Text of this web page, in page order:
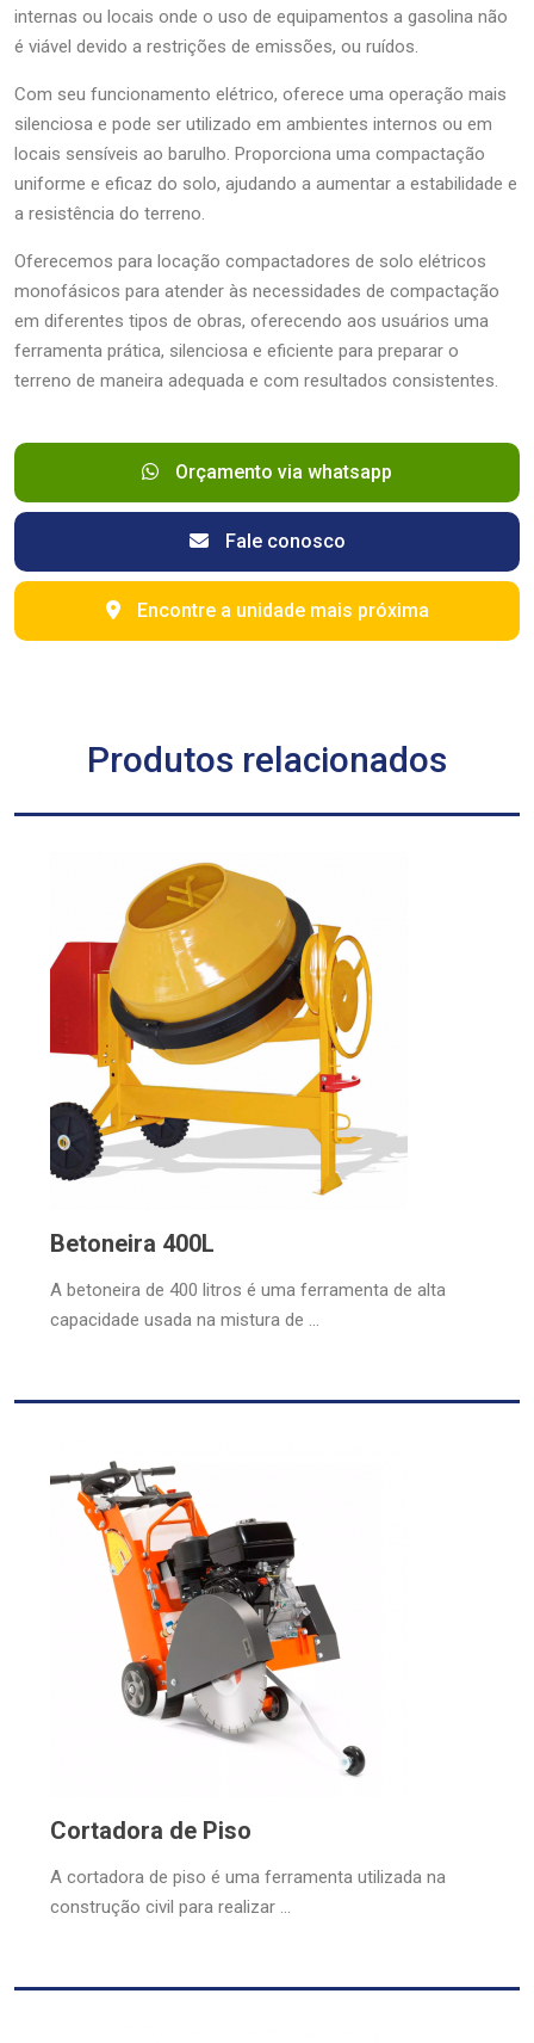
internas ou locais onde o uso de equipamentos a gasolina não
é viável devido a restrições de emissões, ou ruídos.
Com seu funcionamento elétrico, oferece uma operação mais
silenciosa e pode ser utilizado em ambientes internos ou em
locais sensíveis ao barulho. Proporciona uma compactação
uniforme e eficaz do solo, ajudando a aumentar a estabilidade e
a resistência do terreno.
Oferecemos para locação compactadores de solo elétricos
monofásicos para atender às necessidades de compactação
em diferentes tipos de obras, oferecendo aos usuários uma
ferramenta prática, silenciosa e eficiente para preparar o
terreno de maneira adequada e com resultados consistentes.
Orçamento via whatsapp
Fale conosco
Encontre a unidade mais próxima
Produtos relacionados
Betoneira 400L
A betoneira de 400 litros é uma ferramenta de alta
capacidade usada na mistura de ...
Cortadora de Piso
A cortadora de piso é uma ferramenta utilizada na
construção civil para realizar ...